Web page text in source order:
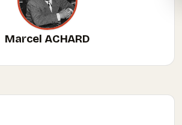
Marcel ACHARD